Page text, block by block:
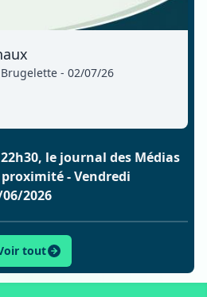
- 02/07/26
22h30, le journal des Médias
- Vendredi
2026
tout